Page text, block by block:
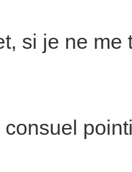
si je ne